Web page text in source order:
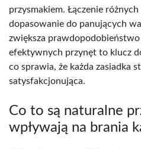
przysmakiem. Łączenie
dopasowanie do panujących
zwiększa
efektywnych przynęt to klucz
co sprawia, że każda zasiadka
satysfakcjonująca.
Co to są naturalne
wpływają na brania